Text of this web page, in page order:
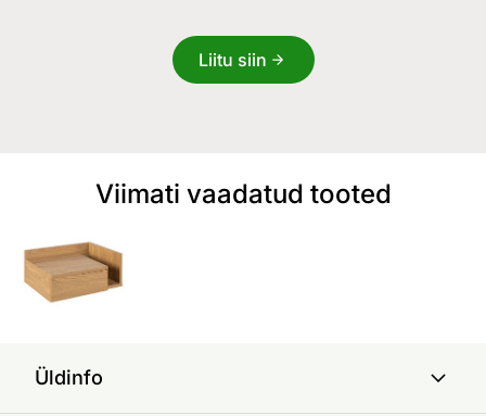
Liitu siin
Viimati vaadatud tooted
Üldinfo